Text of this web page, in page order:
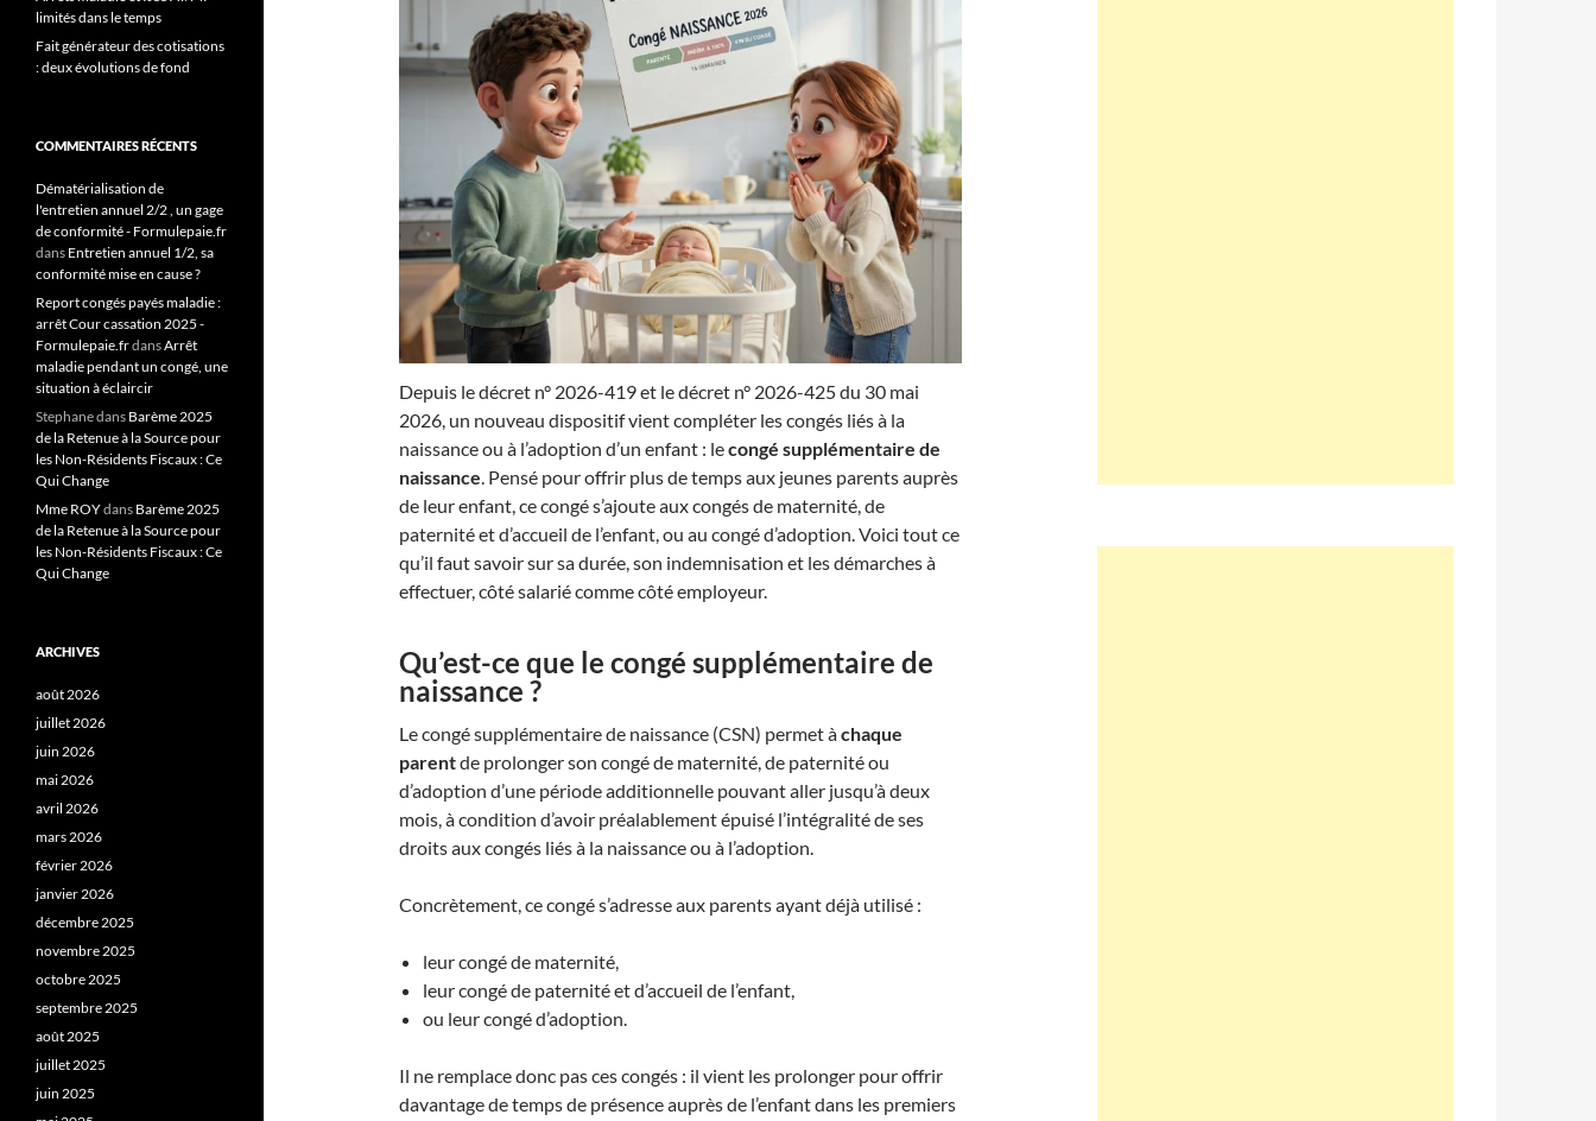
Depuis le décret n° 2026-419 et le décret n° 2026-425 du 30 mai
2026, un nouveau dispositif vient compléter les congés liés à la
naissance ou à l’adoption d’un enfant : lecongé supplémentaire de
naissance. Pensé pour offrir plus de temps aux jeunes parents auprès
de leur enfant, ce congé s’ajoute aux congés de maternité, de
paternité et d’accueil de l’enfant, ou au congé d’adoption. Voici tout ce
qu’il faut savoir sur sa durée, son indemnisation et les démarches à
effectuer, côté salarié comme côté employeur.
Qu’est-ce que le congé supplémentaire de
naissance ?
Le congé supplémentaire de naissance (CSN) permet àchaque
parentde prolonger son congé de maternité, de paternité ou
d’adoption d’une période additionnelle pouvant aller jusqu’à deux
mois, à condition d’avoir préalablement épuisé l’intégralité de ses
droits aux congés liés à la naissance ou à l’adoption.
Concrètement, ce congé s’adresse aux parents ayant déjà utilisé :
leur congé de maternité,
leur congé de paternité et d’accueil de l’enfant,
ou leur congé d’adoption.
Il ne remplace donc pas ces congés : il vient les prolonger pour offrir
davantage de temps de présence auprès de l’enfant dans les premiers
limités dans le temps
Fait générateur des cotisations
: deux évolutions de fond
COMMENTAIRES RÉCENTS
Dématérialisation de
l'entretien annuel 2/2 , un gage
de conformité - Formulepaie.fr
dans Entretien annuel 1/2, sa
conformité mise en cause ?
Report congés payés maladie :
arrêt Cour cassation 2025 -
Formulepaie.frdansArrêt
maladie pendant un congé, une
situation à éclaircir
Stephanedans Barème 2025
de la Retenue à la Source pour
les Non-Résidents Fiscaux : Ce
Qui Change
Mme ROYdans Barème 2025
de la Retenue à la Source pour
les Non-Résidents Fiscaux : Ce
Qui Change
ARCHIVES
août 2026
juillet 2026
juin 2026
mai 2026
avril 2026
mars 2026
février 2026
janvier 2026
décembre 2025
novembre 2025
octobre 2025
septembre 2025
août 2025
juillet 2025
juin 2025